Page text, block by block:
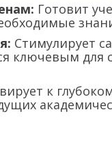
Готовит
Стимулирует
ключевым для
к